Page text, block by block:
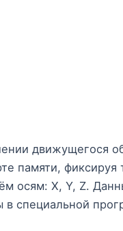
движущегося
памяти, фиксируя
осям: X, Y, Z.
специальной